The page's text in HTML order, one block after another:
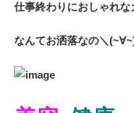
仕事終わりにおしゃれな
なんてお洒落なの＼